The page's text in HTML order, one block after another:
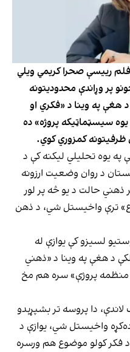
رییسې صحرا کریمي ویلي
پر وړاندې محدودیتونه
د هغې په وینا د «فکري او
سیسټماټیکه پروژه» ده
کمزوري کوي.
په یوه تحلیلي لیکنه کې د
د روان وضعیت ارزونه
حالت د یو څه پر لور
ترې واخیستل شي، د ذهن
لسیزو کې یوازې له
د هغې په وینا د «ذهني
منظمه پروژې» سره هم مخ
لاندې، دا پروسه تر بشپړېدو
واخیستل شي، یوازې د
فکر کولو موضوع هم ورسره